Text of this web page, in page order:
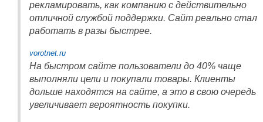
рекламировать, как компанию с действительно
отличной службой поддержки. Сайт реально стал
работать в разы быстрее.
vorotnet.ru
На быстром сайте пользователи до 40% чаще
выполняли цели и покупали товары. Клиенты
дольше находятся на сайте, а это в свою очередь
увеличивает вероятность покупки.